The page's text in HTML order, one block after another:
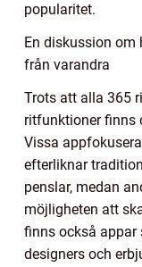
popularitet.
En diskussion om
från varandra
Trots att alla 365
ritfunktioner finns
Vissa
efterliknar
penslar, medan
möjligheten att
finns också
designers och